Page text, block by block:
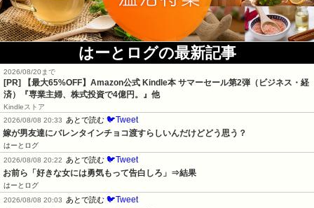
はーとログの最新記事
2026/08/20まで
[PR]
【最大65%OFF】Amazon公式 Kindle本 サマーセール第2弾（ビジネス・経
済）『専業主婦、株式投資で4億円。』他
Kindleストア
2026/08/08 20:33 あとで読む 🐦Tweet
嫁が男友達にバレンタインチョコ渡すらしいんだけどどう思う？
はーとログ
2026/08/08 20:22 あとで読む 🐦Tweet
お前ら「好きな女には勇気もって告白しろ」⇒結果
はーとログ
2026/08/08 20:03 あとで読む 🐦Tweet